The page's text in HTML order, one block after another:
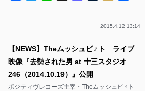
2015.4.12 13:14
【NEWS】Theムッシュビ♂ト ライブ
映像『去勢された男 at 十三スタジオ
246（2014.10.19）』公開
ポジティヴレコーズ主宰・Theムッシュビ♂ト